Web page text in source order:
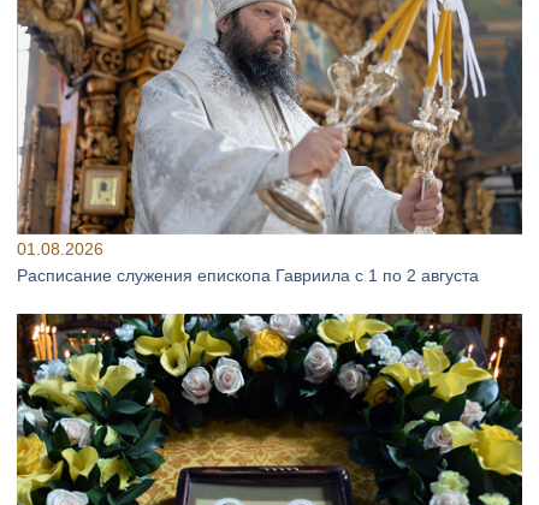
01.08.2026
Расписание служения епископа Гавриила с 1 по 2 августа